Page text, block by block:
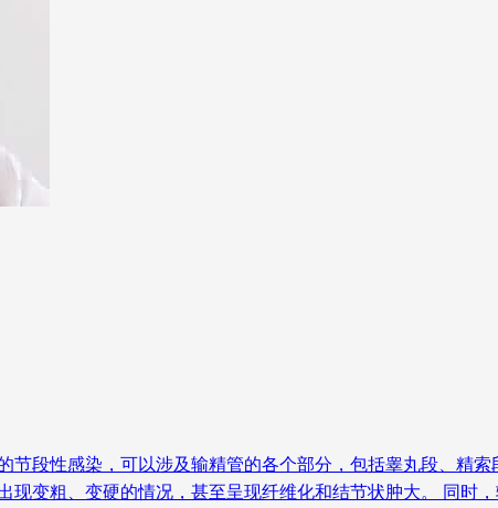
段性感染，可以涉及输精管的各个部分，包括睾丸段、精
现变粗、变硬的情况，甚至呈现纤维化和结节状肿大。 同时